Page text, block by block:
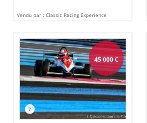
Vendu par : Classic Racing Experience
45 000€
7